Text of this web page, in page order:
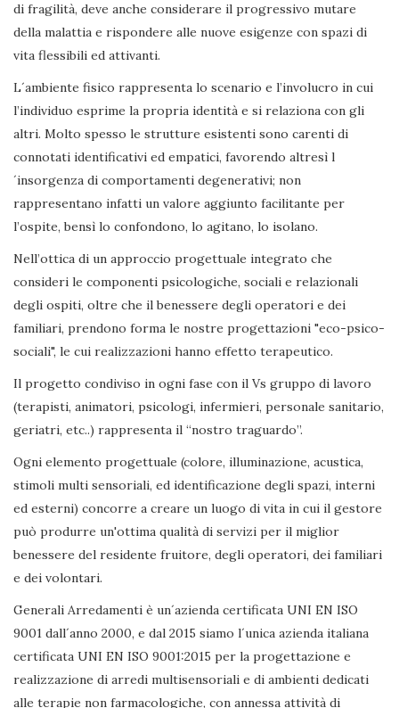
di fragilità, deve anche considerare il progressivo mutare
della malattia e rispondere alle nuove esigenze con spazi di
vita flessibili ed attivanti.
L´ambiente fisico rappresenta lo scenario e l’involucro in cui
l’individuo esprime la propria identità e si relaziona con gli
altri. Molto spesso le strutture esistenti sono carenti di
connotati identificativi ed empatici, favorendo altresì l
´insorgenza di comportamenti degenerativi; non
rappresentano infatti un valore aggiunto facilitante per
l’ospite, bensì lo confondono, lo agitano, lo isolano.
Nell’ottica di un approccio progettuale integrato che
consideri le componenti psicologiche, sociali e relazionali
degli ospiti, oltre che il benessere degli operatori e dei
familiari, prendono forma le nostre progettazioni "eco-psico-
sociali", le cui realizzazioni hanno effetto terapeutico.
Il progetto condiviso in ogni fase con il Vs gruppo di lavoro
(terapisti, animatori, psicologi, infermieri, personale sanitario,
geriatri, etc..) rappresenta il “nostro traguardo”.
Ogni elemento progettuale (colore, illuminazione, acustica,
stimoli multi sensoriali, ed identificazione degli spazi, interni
ed esterni) concorre a creare un luogo di vita in cui il gestore
può produrre un'ottima qualità di servizi per il miglior
benessere del residente fruitore, degli operatori, dei familiari
e dei volontari.
Generali Arredamenti è un´azienda certificata UNI EN ISO
9001 dall´anno 2000, e dal 2015 siamo l´unica azienda italiana
certificata UNI EN ISO 9001:2015 per la progettazione e
realizzazione di arredi multisensoriali e di ambienti dedicati
alle terapie non farmacologiche, con annessa attività di